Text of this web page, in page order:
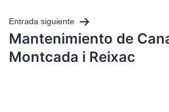
Entrada siguiente
Mantenimiento de
Montcada i Reixac